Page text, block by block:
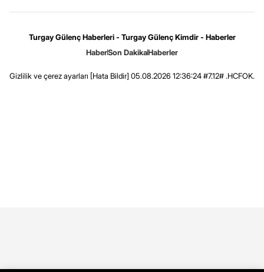
Turgay Gülenç Haberleri - Turgay Gülenç Kimdir - Haberler
HaberSon DakikaHaberler
Gizlilik ve çerez ayarları [Hata Bildir] 05.08.2026 12:36:24 #7.12# .HCFOK.